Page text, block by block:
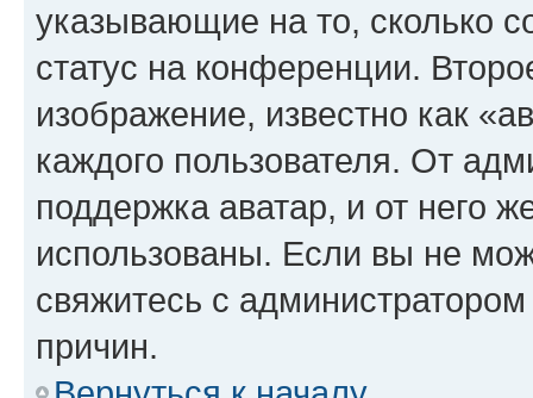
указывающие на то, сколько
статус на конференции.
изображение, известно как
каждого пользователя. От
поддержка аватар, и от него
использованы. Если вы не
свяжитесь с
причин.